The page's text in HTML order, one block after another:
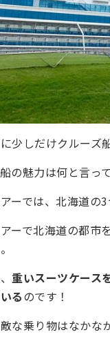
少しだけクルーズ
の魅力は何と言って
ーでは、北海道の
ーで北海道の都市
重いスーツケース
るのです！
な乗り物はなかな